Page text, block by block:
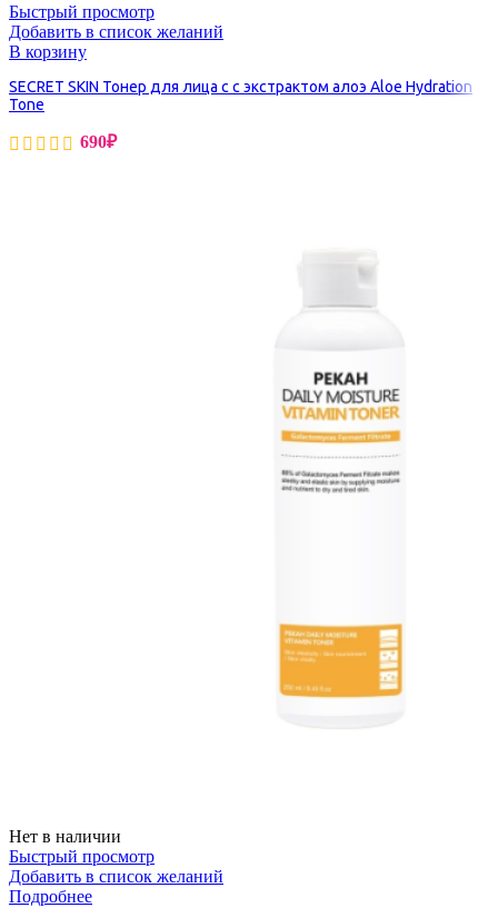
Быстрый просмотр
Добавить в список желаний
В корзину
SECRET SKIN Тонер для лица с с экстрактом алоэ Aloe Hydration
Tone
690₽
Нет в наличии
Быстрый просмотр
Добавить в список желаний
Подробнее